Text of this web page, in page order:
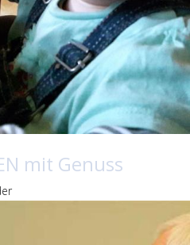
mit Genuss